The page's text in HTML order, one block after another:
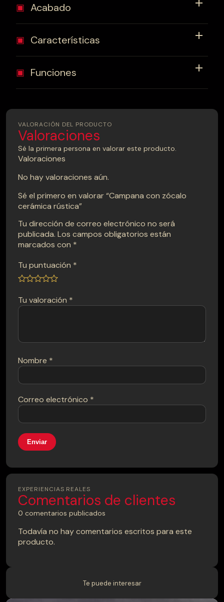
▣ Acabado
▣ Características
▣ Funciones
VALORACIÓN DEL PRODUCTO
Valoraciones
Sé la primera persona en valorar este producto.
Valoraciones
No hay valoraciones aún.
Sé el primero en valorar “Campana con zócalo
cerámica rústica”
Tu dirección de correo electrónico no será
publicada. Los campos obligatorios están
marcados con *
Tu puntuación *
Tu valoración *
Nombre *
Correo electrónico *
EXPERIENCIAS REALES
Comentarios de clientes
0 comentarios publicados
Todavía no hay comentarios escritos para este
producto.
Te puede interesar